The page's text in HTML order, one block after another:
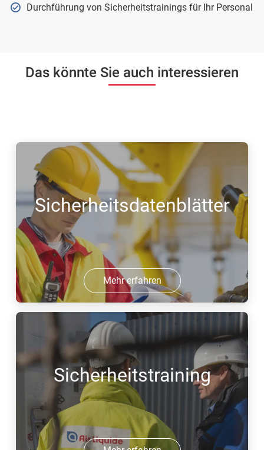
Durchführung von Sicherheitstrainings für Ihr Personal
Das könnte Sie auch interessieren
Sicherheitsdatenblätter
Mehr erfahren
Sicherheitstraining